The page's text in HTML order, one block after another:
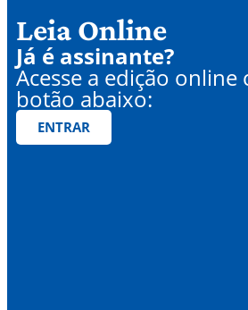
Leia Online
Já é assinante?
Acesse a edição online
botão abaixo:
ENTRAR